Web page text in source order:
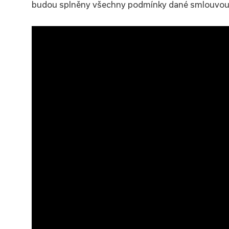
budou splněny všechny podmínky dané